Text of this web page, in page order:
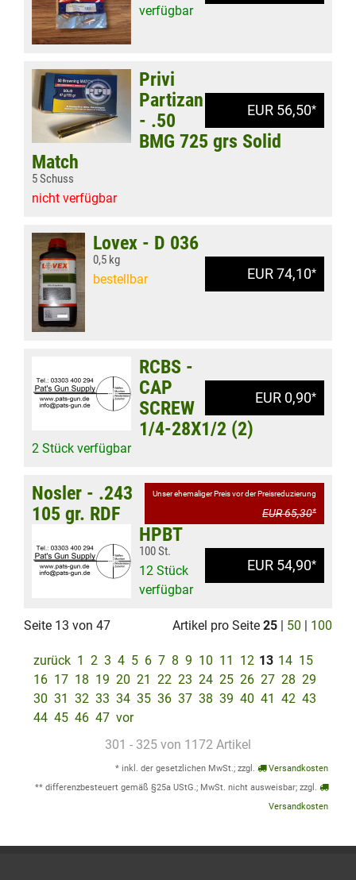
verfügbar
EUR 56,50*
Privi
Partizan
- .50
BMG 725 grs Solid
Match
5 Schuss
nicht verfügbar
EUR 74,10*
Lovex - D 036
0,5 kg
bestellbar
EUR 0,90*
RCBS -
CAP
SCREW
1/4-28X1/2 (2)
2 Stück verfügbar
Unser ehemaliger Preis vor der Preisreduzierung
EUR 65,30*
EUR 54,90*
Nosler - .243
105 gr. RDF
HPBT
100 St.
12 Stück
verfügbar
Artikel pro Seite 25 | 50 | 100
Seite 13 von 47
zurück 1 2 3 4 5 6 7 8 9 10 11 12 13 14 15
16 17 18 19 20 21 22 23 24 25 26 27 28 29
30 31 32 33 34 35 36 37 38 39 40 41 42 43
44 45 46 47 vor
301 - 325 von 1172 Artikel
* inkl. der gesetzlichen MwSt.; zzgl.
Versandkosten
** differenzbesteuert gemäß §25a UStG.; MwSt. nicht ausweisbar; zzgl.
Versandkosten